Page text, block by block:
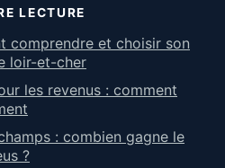
LECTURE
comprendre et choisir son
loir-et-cher
les revenus : comment
: combien gagne le
?